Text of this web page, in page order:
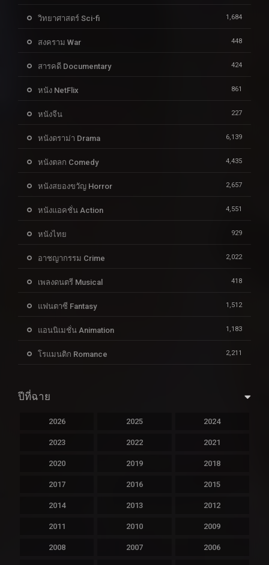
วิทยาศาสตร์ Sci-fi 1,684
สงคราม War 448
สารคดี Documentary 424
หนัง NetFlix 861
หนังจีน 227
หนังดราม่า Drama 6,139
หนังตลก Comedy 4,435
หนังสยองขวัญ Horror 2,657
หนังแอคชั่น Action 4,551
หนังไทย 929
อาชญากรรม Crime 2,022
เพลงดนตรี Musical 418
แฟนตาซี Fantasy 1,512
แอนนิเมชั่น Animation 1,183
โรแมนติก Romance 2,211
ปีที่ฉาย
2026 2025 2024
2023 2022 2021
2020 2019 2018
2017 2016 2015
2014 2013 2012
2011 2010 2009
2008 2007 2006